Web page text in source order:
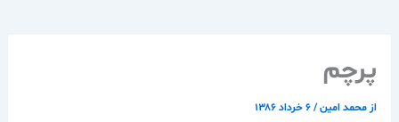
پرچم
از محمد امین/۶ خرداد ۱۳۸۶